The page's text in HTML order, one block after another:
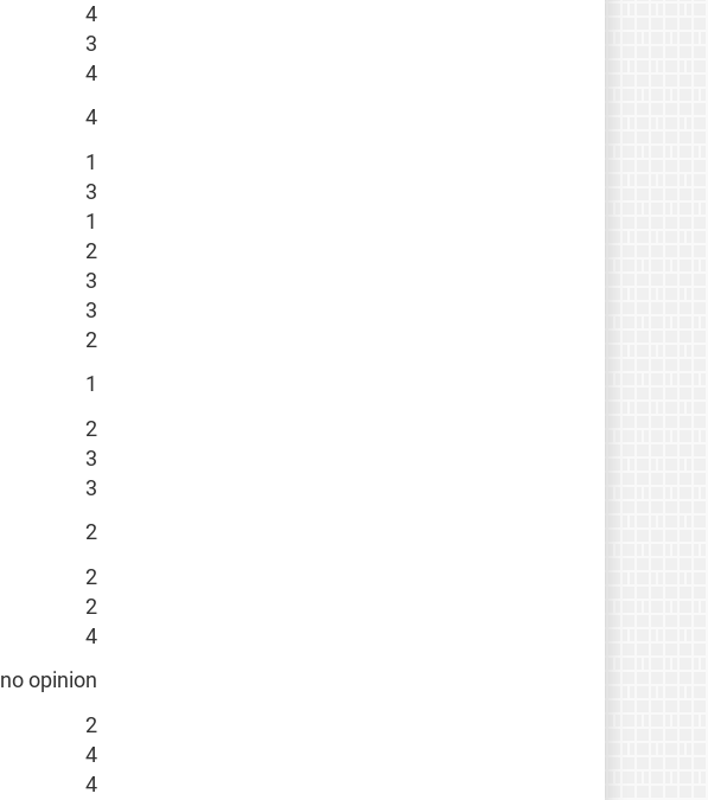
4
3
4
4
1
3
1
2
3
3
2
1
2
3
3
2
2
2
4
no opinion
2
4
4